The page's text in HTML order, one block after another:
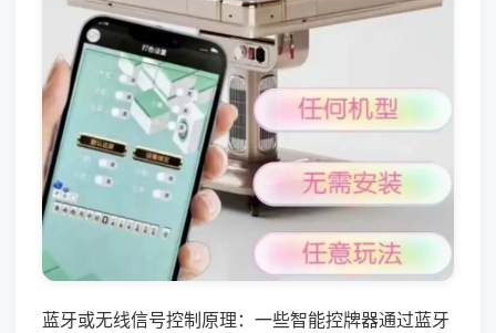
蓝牙或无线信号控制原理：一些智能控牌器通过蓝牙